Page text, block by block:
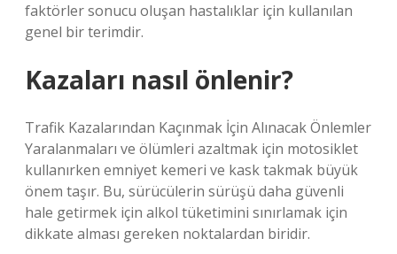
faktörler sonucu oluşan hastalıklar için kullanılan
genel bir terimdir.
Kazaları nasıl önlenir?
Trafik Kazalarından Kaçınmak İçin Alınacak Önlemler
Yaralanmaları ve ölümleri azaltmak için motosiklet
kullanırken emniyet kemeri ve kask takmak büyük
önem taşır. Bu, sürücülerin sürüşü daha güvenli
hale getirmek için alkol tüketimini sınırlamak için
dikkate alması gereken noktalardan biridir.